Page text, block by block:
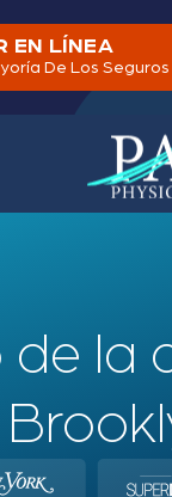
EN LÍNEA
De Los Seguros
la